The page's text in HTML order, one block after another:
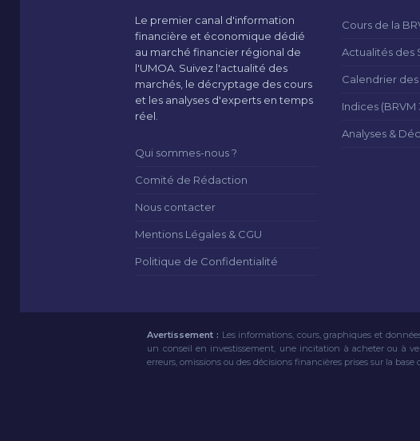
Le premier canal d'information
financière et économique dédié
au marché financier régional de
l'UMOA. Suivez l'actualité des
marchés, le décryptage des cours
et les analyses d'experts en temps
réel.
Qui sommes-nous ?
Comité de Rédaction
Nous contacter
Mentions Légales & CGU
Politique de Confidentialité
Cours de la
Actualités des
Calendrier
Indices (BRVM
Analyses &
Avertissement : Les informations, cours, graphiques et
un conseil en investissement, une incitation à acheter ou à
erreurs, omissions ou des décisions financières prises sur la base